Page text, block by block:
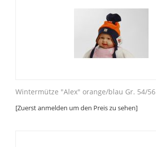
Wintermütze "Alex" orange/blau Gr. 54/56
[Zuerst anmelden um den Preis zu sehen]